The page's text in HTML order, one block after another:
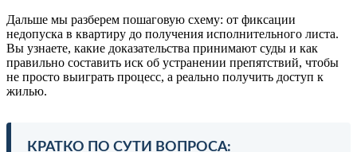
Дальше мы разберем пошаговую схему: от фиксации
недопуска в квартиру до получения исполнительного листа.
Вы узнаете, какие доказательства принимают суды и как
правильно составить иск об устранении препятствий, чтобы
не просто выиграть процесс, а реально получить доступ к
жилью.
КРАТКО ПО СУТИ ВОПРОСА: